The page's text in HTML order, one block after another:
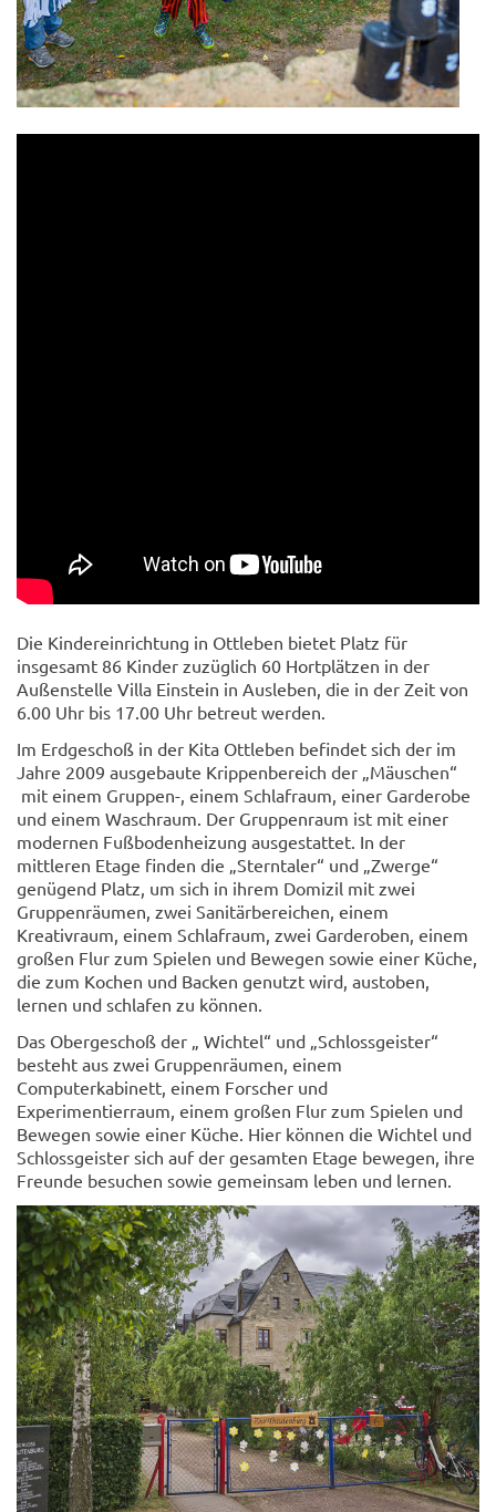
Die Kindereinrichtung in Ottleben bietet Platz für
insgesamt 86 Kinder zuzüglich 60 Hortplätzen in der
Außenstelle Villa Einstein in Ausleben, die in der Zeit von
6.00 Uhr bis 17.00 Uhr betreut werden.
Im Erdgeschoß in der Kita Ottleben befindet sich der im
Jahre 2009 ausgebaute Krippenbereich der „Mäuschen“
mit einem Gruppen-, einem Schlafraum, einer Garderobe
und einem Waschraum. Der Gruppenraum ist mit einer
modernen Fußbodenheizung ausgestattet. In der
mittleren Etage finden die „Sterntaler“ und „Zwerge“
genügend Platz, um sich in ihrem Domizil mit zwei
Gruppenräumen, zwei Sanitärbereichen, einem
Kreativraum, einem Schlafraum, zwei Garderoben, einem
großen Flur zum Spielen und Bewegen sowie einer Küche,
die zum Kochen und Backen genutzt wird, austoben,
lernen und schlafen zu können.
Das Obergeschoß der „ Wichtel“ und „Schlossgeister“
besteht aus zwei Gruppenräumen, einem
Computerkabinett, einem Forscher und
Experimentierraum, einem großen Flur zum Spielen und
Bewegen sowie einer Küche. Hier können die Wichtel und
Schlossgeister sich auf der gesamten Etage bewegen, ihre
Freunde besuchen sowie gemeinsam leben und lernen.